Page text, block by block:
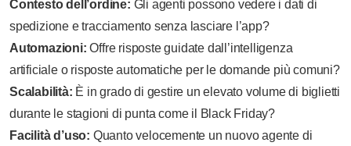
Contesto dell’ordine: Gli agenti possono vedere i dati di
spedizione e tracciamento senza lasciare l’app?
Automazioni: Offre risposte guidate dall’intelligenza
artificiale o risposte automatiche per le domande più comuni?
Scalabilità: È in grado di gestire un elevato volume di biglietti
durante le stagioni di punta come il Black Friday?
Facilità d’uso: Quanto velocemente un nuovo agente di